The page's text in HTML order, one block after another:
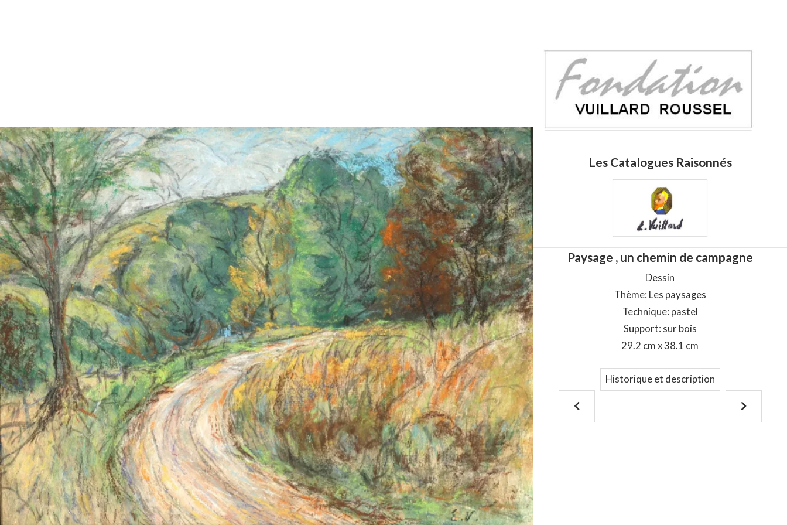
Les Catalogues Raisonnés
Paysage , un chemin de campagne
Dessin
Thème: Les paysages
Technique: pastel
Support: sur bois
29.2 cm x 38.1 cm
Historique et description